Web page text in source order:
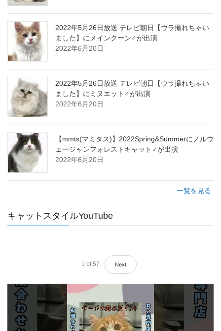
2022年5月26日放送 テレビ朝日【ウラ撮れちゃい
ました】にメインクーン♂が出演
2022年6月20日
2022年5月26日放送 テレビ朝日【ウラ撮れちゃい
ました】にミヌエット♂が出演
2022年6月20日
【mmts(マミタス)】2022Spring&Summerにノルウ
ェージャンフォレストキャット♂が出演
2022年6月20日
一覧を見る
キャットスタイルYouTube
1 of 57 Next